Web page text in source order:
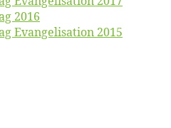
2016
Evan­ge­li­sa­ti­on 2015